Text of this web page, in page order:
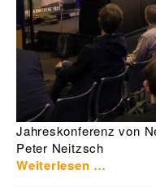
Jahreskonferenz von
Peter Neitzsch
Weiterlesen …